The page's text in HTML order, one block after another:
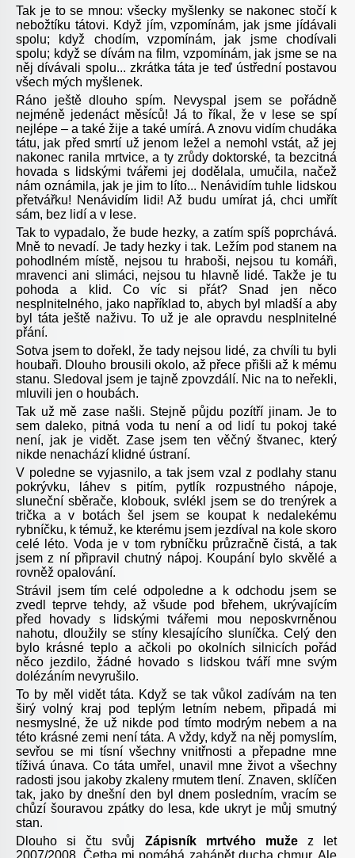
Tak je to se mnou: všecky myšlenky se nakonec stočí k
nebožtíku tátovi. Když jím, vzpomínám, jak jsme jídávali
spolu; když chodím, vzpomínám, jak jsme chodívali
spolu; když se dívám na film, vzpomínám, jak jsme se na
něj dívávali spolu... zkrátka táta je teď ústřední postavou
všech mých myšlenek.
Ráno ještě dlouho spím. Nevyspal jsem se pořádně
nejméně jedenáct měsíců! Já to říkal, že v lese se spí
nejlépe – a také žije a také umírá. A znovu vidím chudáka
tátu, jak před smrtí už jenom ležel a nemohl vstát, až jej
nakonec ranila mrtvice, a ty zrůdy doktorské, ta bezcitná
hovada s lidskými tvářemi jej dodělala, umučila, načež
nám oznámila, jak je jim to líto... Nenávidím tuhle lidskou
přetvářku! Nenávidím lidi! Až budu umírat já, chci umřít
sám, bez lidí a v lese.
Tak to vypadalo, že bude hezky, a zatím spíš poprchává.
Mně to nevadí. Je tady hezky i tak. Ležím pod stanem na
pohodlném místě, nejsou tu hraboši, nejsou tu komáři,
mravenci ani slimáci, nejsou tu hlavně lidé. Takže je tu
pohoda a klid. Co víc si přát? Snad jen něco
nesplnitelného, jako například to, abych byl mladší a aby
byl táta ještě naživu. To už je ale opravdu nesplnitelné
přání.
Sotva jsem to dořekl, že tady nejsou lidé, za chvíli tu byli
houbaři. Dlouho brousili okolo, až přece přišli až k mému
stanu. Sledoval jsem je tajně zpovzdálí. Nic na to neřekli,
mluvili jen o houbách.
Tak už mě zase našli. Stejně půjdu pozítří jinam. Je to
sem daleko, pitná voda tu není a od lidí tu pokoj také
není, jak je vidět. Zase jsem ten věčný štvanec, který
nikde nenachází klidné ústraní.
V poledne se vyjasnilo, a tak jsem vzal z podlahy stanu
pokrývku, láhev s pitím, pytlík rozpustného nápoje,
sluneční sběrače, klobouk, svlékl jsem se do trenýrek a
trička a v botách šel jsem se koupat k nedalekému
rybníčku, k témuž, ke kterému jsem jezdíval na kole skoro
celé léto. Voda je v tom rybníčku průzračně čistá, a tak
jsem z ní připravil chutný nápoj. Koupání bylo skvělé a
rovněž opalování.
Strávil jsem tím celé odpoledne a k odchodu jsem se
zvedl teprve tehdy, až všude pod břehem, ukrývajícím
před hovady s lidskými tvářemi mou neposkvrněnou
nahotu, dloužily se stíny klesajícího sluníčka. Celý den
bylo krásné teplo a ačkoli po okolních silnicích pořád
něco jezdilo, žádné hovado s lidskou tváří mne svým
dolézáním nevyrušilo.
To by měl vidět táta. Když se tak vůkol zadívám na ten
širý volný kraj pod teplým letním nebem, připadá mi
nesmyslné, že už nikde pod tímto modrým nebem a na
této krásné zemi není táta. A vždy, když na něj pomyslím,
sevřou se mi tísní všechny vnitřnosti a přepadne mne
tíživá únava. Co táta umřel, unavil mne život a všechny
radosti jsou jakoby zkaleny rmutem tlení. Znaven, sklíčen
tak, jako by dnešní den byl dnem posledním, vracím se
chůzí šouravou zpátky do lesa, kde ukryt je můj smutný
stan.
Dlouho si čtu svůj Zápisník mrtvého mužez let
2007/2008. Četba mi pomáhá zahánět ducha chmur. Ale